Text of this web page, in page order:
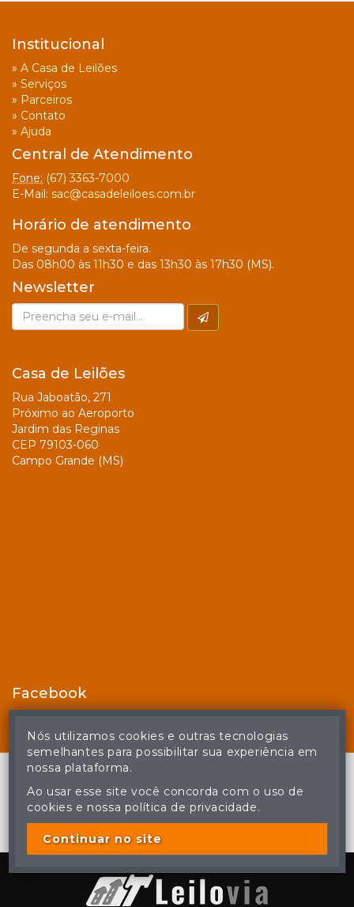
Institucional
» A Casa de Leilões
» Serviços
» Parceiros
» Contato
» Ajuda
Central de Atendimento
Fone: (67) 3363-7000
E-Mail: sac@casadeleiloes.com.br
Horário de atendimento
De segunda a sexta-feira.
Das 08h00 às 11h30 e das 13h30 às 17h30 (MS).
Newsletter
Casa de Leilões
Rua Jaboatão, 271
Próximo ao Aeroporto
Jardim das Reginas
CEP 79103-060
Campo Grande (MS)
Facebook
© Casa de Leilões - Todos os direitos reservados
A cópia ou reprodução não autorizada do conteúdo deste site
poderá acarretar em penas previstas em lei.
Nós utilizamos cookies e outras tecnologias
semelhantes para possibilitar sua experiência em
nossa plataforma.
Ao usar esse site você concorda com o uso de
cookies e nossa política de privacidade.
Continuar no site